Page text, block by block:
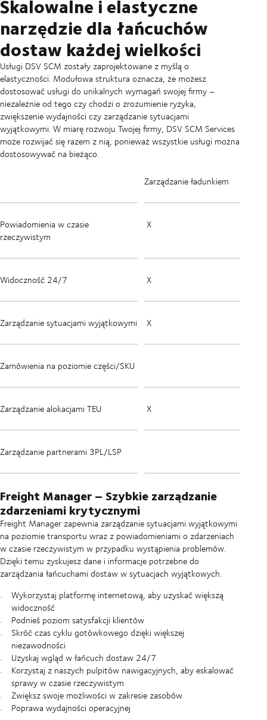
Skalowalne i elastyczne
narzędzie dla łańcuchów
dostaw każdej wielkości
Usługi DSV SCM zostały zaprojektowane z myślą o
elastyczności. Modułowa struktura oznacza, że możesz
dostosować usługi do unikalnych wymagań swojej firmy –
niezależnie od tego czy chodzi o zrozumienie ryzyka,
zwiększenie wydajności czy zarządzanie sytuacjami
wyjątkowymi. W miarę rozwoju Twojej firmy, DSV SCM Services
może rozwijać się razem z nią, ponieważ wszystkie usługi można
dostosowywać na bieżąco.
Zarządzanie ładunkiem
Powiadomienia w czasie
rzeczywistym
X
Widoczność 24/7 X
Zarządzanie sytuacjami wyjątkowymi X
Zamówienia na poziomie części/SKU
Zarządzanie alokacjami TEU X
Zarządzanie partnerami 3PL/LSP
Freight Manager – Szybkie zarządzanie
zdarzeniami krytycznymi
Freight Manager zapewnia zarządzanie sytuacjami wyjątkowymi
na poziomie transportu wraz z powiadomieniami o zdarzeniach
w czasie rzeczywistym w przypadku wystąpienia problemów.
Dzięki temu zyskujesz dane i informacje potrzebne do
zarządzania łańcuchami dostaw w sytuacjach wyjątkowych.
Wykorzystaj platformę internetową, aby uzyskać większą
widoczność
Podnieś poziom satysfakcji klientów
Skróć czas cyklu gotówkowego dzięki większej
niezawodności
Uzyskaj wgląd w łańcuch dostaw 24/7
Korzystaj z naszych pulpitów nawigacyjnych, aby eskalować
sprawy w czasie rzeczywistym
Zwiększ swoje możliwości w zakresie zasobów
Poprawa wydajności operacyjnej